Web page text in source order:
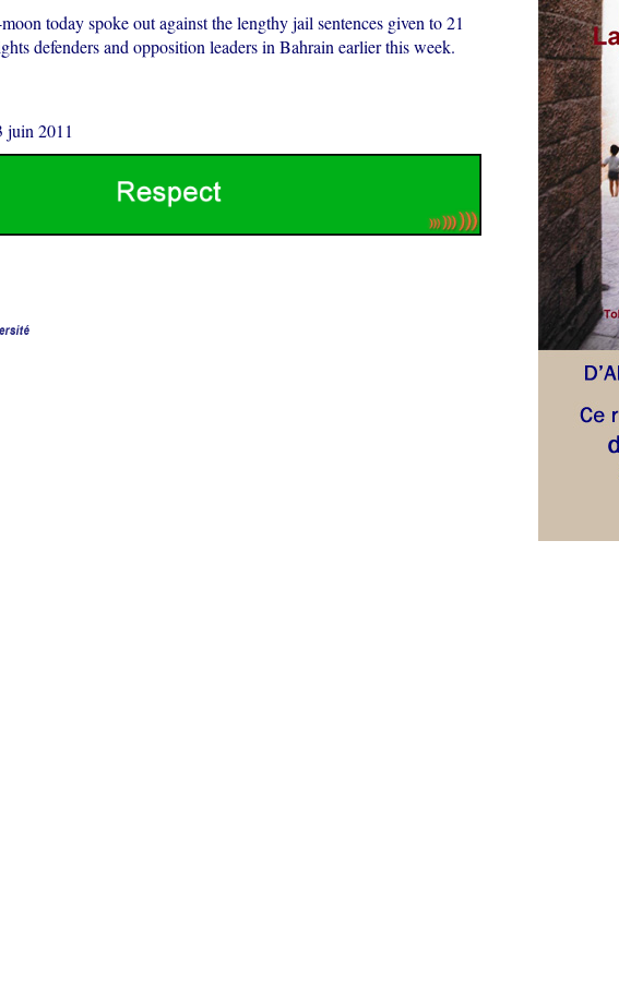
today spoke out against the lengthy jail sentences given to 21
defenders and opposition leaders in Bahrain earlier this week.
juin 2011